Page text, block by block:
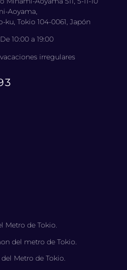
Aoyama,
ku, Tokio 104-0061, Japón
De 10:00 a 19:00
vacaciones irregulares
Metro de Tokio.
del metro de Tokio.
Metro de Tokio.